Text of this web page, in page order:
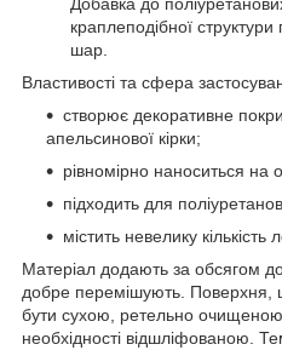
Добавка до
краплеподібної
шар.
Властивості та сфера
створює декоративне
апельсинової кірки;
рівномірно наноситься на
підходить для
містить невелику кількість
Матеріал додають за обсягом
добре перемішують. Поверхня,
бути сухою, ретельно очищеною
необхідності відшліфованою.